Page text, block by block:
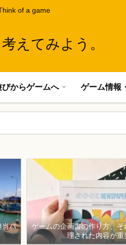
of a game
えてみよう。
びからゲームへ ゲーム情報
当パ
ゲームの企画書の作り方、
理された内容が重